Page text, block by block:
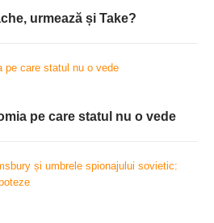
urmează și Take?
pe care statul nu o vede